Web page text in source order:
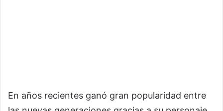
En años recientes ganó gran popularidad entre